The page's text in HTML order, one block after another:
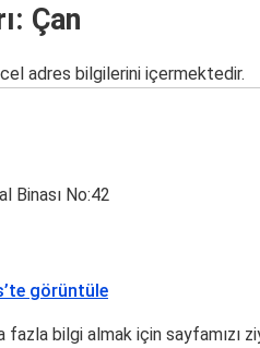
Çan
adres bilgilerini içermektedir.
Binası No:42
görüntüle
fazla bilgi almak için sayfamızı